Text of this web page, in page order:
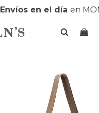
en el díaen